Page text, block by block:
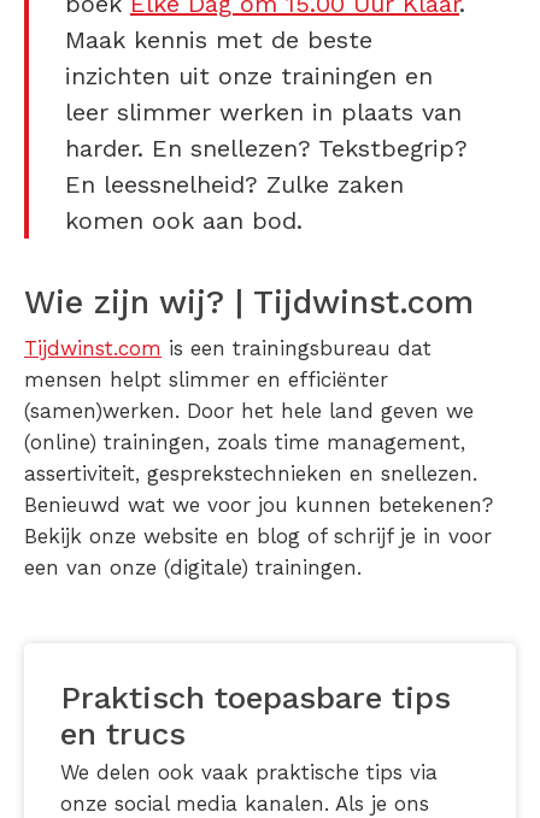
Maak kennis met de beste
inzichten uit onze trainingen en
leer slimmer werken in plaats van
harder. En snellezen? Tekstbegrip?
En leessnelheid? Zulke zaken
komen ook aan bod.
Wie zijn wij? | Tijdwinst.com
Tijdwinst.com is een trainingsbureau dat
mensen helpt slimmer en efficiënter
(samen)werken. Door het hele land geven we
(online) trainingen, zoals time management,
assertiviteit, gesprekstechnieken en snellezen.
Benieuwd wat we voor jou kunnen betekenen?
Bekijk onze website en blog of schrijf je in voor
een van onze (digitale) trainingen.
Praktisch toepasbare tips
en trucs
We delen ook vaak praktische tips via
onze social media kanalen. Als je ons